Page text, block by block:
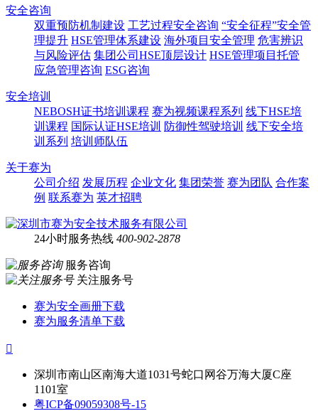
安全咨询
双重预防机制建设 工艺过程安全咨询 “安全征程”安全管
理提升 HSE管理体系建设 海外项目安全管理 危害辨识
与风险评估 集团公司HSE顶层设计 HSE管理项目托管
应急管理咨询 ESG咨询
安全培训
NEBOSH证书培训课程 赛为视频课程系列 线下HSE培
训课程 国际认证HSE培训 防御性驾驶培训 线下安全培
训系列 培训师队伍
关于赛为
公司介绍 发展历程 企业文化 集团荣誉 赛为团队 合作案
例 联系赛为 英才招聘
24小时服务热线 400-902-2878
服务咨询
关注服务号
赛为安全画册下载
赛为服务清单下载

深圳市南山区南海大道1031号蛇口网谷万海大厦C座
1101室
粤ICP备09059308号-15